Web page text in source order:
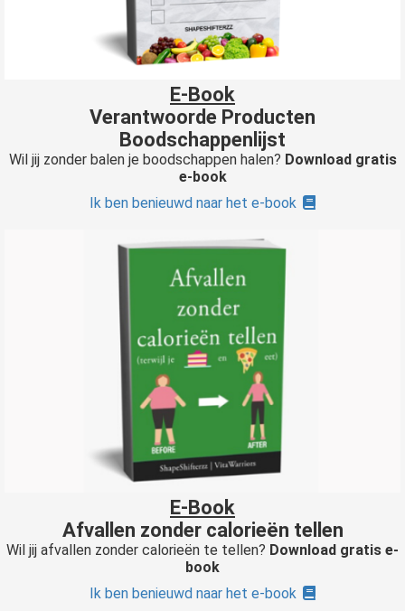
E-Book
Verantwoorde Producten
Boodschappenlijst
Wil jij zonder balen je boodschappen halen? Download gratis
e-book
Ik ben benieuwd naar het e-book
E-Book
Afvallen zonder calorieën tellen
Wil jij afvallen zonder calorieën te tellen? Download gratis e-
book
Ik ben benieuwd naar het e-book